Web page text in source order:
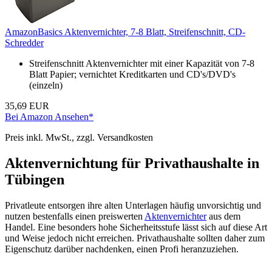
AmazonBasics Aktenvernichter, 7-8 Blatt, Streifenschnitt, CD-
Schredder
Streifenschnitt Aktenvernichter mit einer Kapazität von 7-8
Blatt Papier; vernichtet Kreditkarten und CD's/DVD's
(einzeln)
35,69 EUR
Bei Amazon Ansehen*
Preis inkl. MwSt., zzgl. Versandkosten
Aktenvernichtung für Privathaushalte in
Tübingen
Privatleute entsorgen ihre alten Unterlagen häufig unvorsichtig und
nutzen bestenfalls einen preiswerten Aktenvernichteraus dem
Handel. Eine besonders hohe Sicherheitsstufe lässt sich auf diese Art
und Weise jedoch nicht erreichen. Privathaushalte sollten daher zum
Eigenschutz darüber nachdenken, einen Profi heranzuziehen.